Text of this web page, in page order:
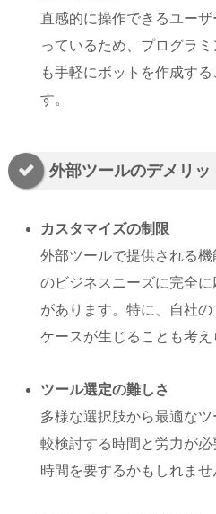
直感的に操作できるユー
っているため、プログラ
も手軽にボットを作成す
す。
外部ツールのデメリッ
カスタマイズの制限
外部ツールで提供される
のビジネスニーズに完全
があります。特に、自社
ケースが生じることも考え
ツール選定の難しさ
多様な選択肢から最適な
較検討する時間と労力が
時間を要するかもしれませ